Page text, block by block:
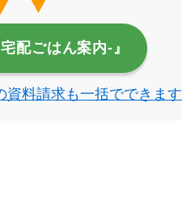
配ごはん案内‐』
料請求も一括でできます